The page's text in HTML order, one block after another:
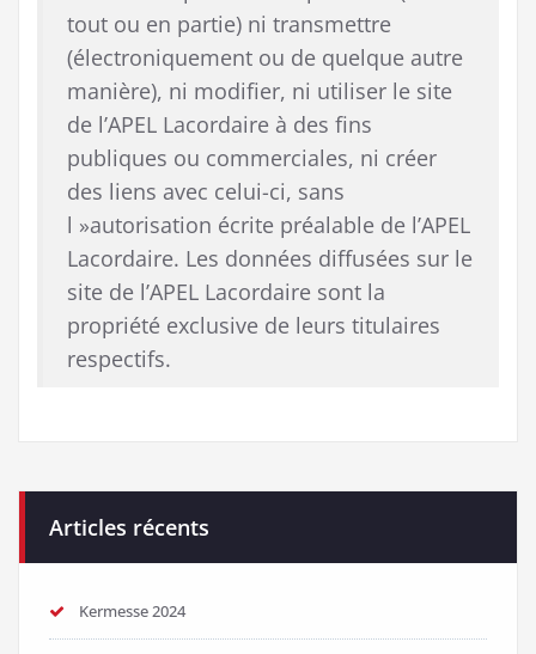
tout ou en partie) ni transmettre
(électroniquement ou de quelque autre
manière), ni modifier, ni utiliser le site
de l’APEL Lacordaire à des fins
publiques ou commerciales, ni créer
des liens avec celui-ci, sans
l »autorisation écrite préalable de l’APEL
Lacordaire. Les données diffusées sur le
site de l’APEL Lacordaire sont la
propriété exclusive de leurs titulaires
respectifs.
Articles récents
Kermesse 2024